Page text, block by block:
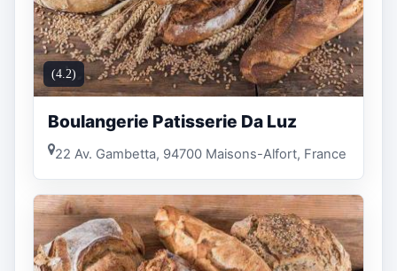
(4.2)
Boulangerie Patisserie Da Luz
22 Av. Gambetta, 94700 Maisons-Alfort, France